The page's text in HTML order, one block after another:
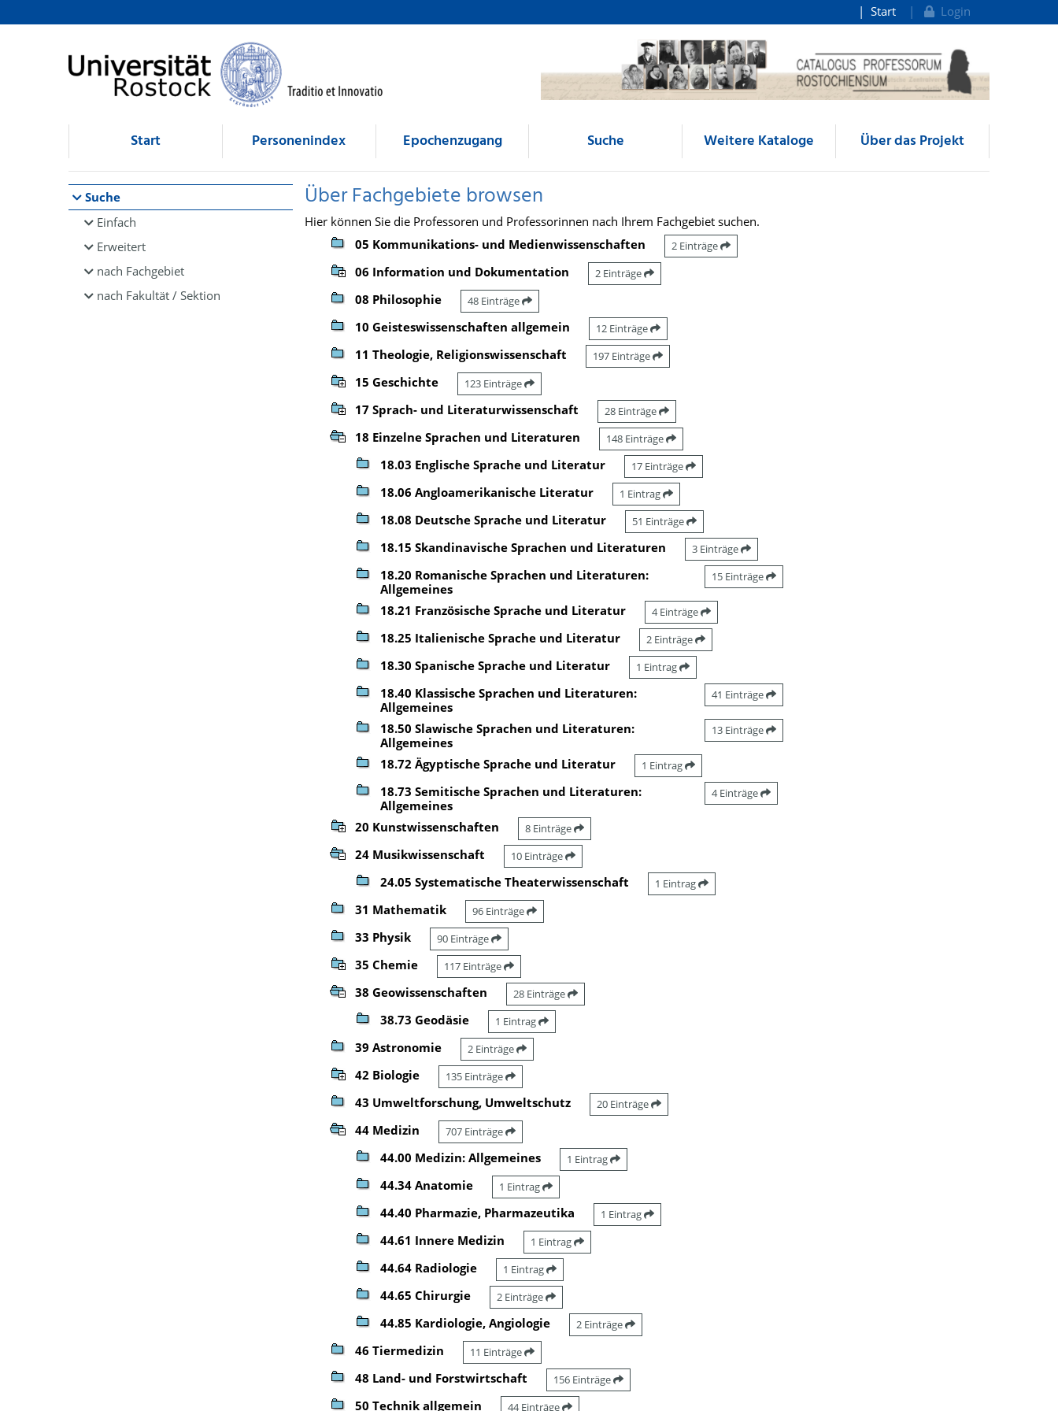
Browsen
direkt zum Inhalt
Start Login
Start Personenindex Epochenzugang Suche Weitere Kataloge Über das Projekt
Suche
Einfach
Erweitert
nach Fachgebiet
nach Fakultät / Sektion
Über Fachgebiete browsen
Hier können Sie die Professoren und Professorinnen nach Ihrem Fachgebiet suchen.
05 Kommunikations- und Medienwissenschaften
2 Einträge
06 Information und Dokumentation 2 Einträge
08 Philosophie 48 Einträge
10 Geisteswissenschaften allgemein 12 Einträge
11 Theologie, Religionswissenschaft 197 Einträge
15 Geschichte 123 Einträge
17 Sprach- und Literaturwissenschaft 28 Einträge
18 Einzelne Sprachen und Literaturen 148 Einträge
18.03 Englische Sprache und Literatur 17 Einträge
18.06 Angloamerikanische Literatur 1 Eintrag
18.08 Deutsche Sprache und Literatur 51 Einträge
18.15 Skandinavische Sprachen und Literaturen 3 Einträge
18.20 Romanische Sprachen und Literaturen:
Allgemeines
15 Einträge
18.21 Französische Sprache und Literatur 4 Einträge
18.25 Italienische Sprache und Literatur 2 Einträge
18.30 Spanische Sprache und Literatur 1 Eintrag
18.40 Klassische Sprachen und Literaturen:
Allgemeines
41 Einträge
18.50 Slawische Sprachen und Literaturen:
Allgemeines
13 Einträge
18.72 Ägyptische Sprache und Literatur 1 Eintrag
18.73 Semitische Sprachen und Literaturen:
Allgemeines
4 Einträge
20 Kunstwissenschaften 8 Einträge
24 Musikwissenschaft 10 Einträge
24.05 Systematische Theaterwissenschaft 1 Eintrag
31 Mathematik 96 Einträge
33 Physik 90 Einträge
35 Chemie 117 Einträge
38 Geowissenschaften 28 Einträge
38.73 Geodäsie 1 Eintrag
39 Astronomie 2 Einträge
42 Biologie 135 Einträge
43 Umweltforschung, Umweltschutz 20 Einträge
44 Medizin 707 Einträge
44.00 Medizin: Allgemeines 1 Eintrag
44.34 Anatomie 1 Eintrag
44.40 Pharmazie, Pharmazeutika 1 Eintrag
44.61 Innere Medizin 1 Eintrag
44.64 Radiologie 1 Eintrag
44.65 Chirurgie 2 Einträge
44.85 Kardiologie, Angiologie 2 Einträge
46 Tiermedizin 11 Einträge
48 Land- und Forstwirtschaft 156 Einträge
50 Technik allgemein 44 Einträge